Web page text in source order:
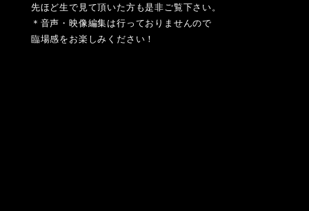
先ほど生で見て頂いた方も是非ご覧下さい。
＊音声・映像編集は行っておりませんので
臨場感をお楽しみください！